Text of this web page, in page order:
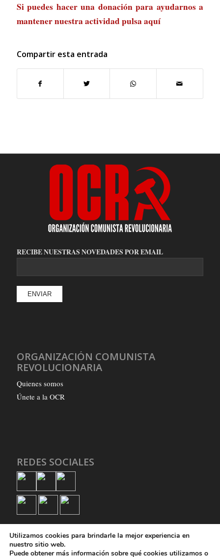
Si puedes hacer una donación para ayudarnos a
mantener nuestra actividad pulsa aquí
Compartir esta entrada
RECIBE NUESTRAS NOVEDADES POR EMAIL
ORGANIZACIÓN COMUNISTA
REVOLUCIONARIA
Quienes somos
Únete a la OCR
REDES SOCIALES
Utilizamos cookies para brindarle la mejor experiencia en
nuestro sitio web.
Puede obtener más información sobre qué cookies utilizamos o